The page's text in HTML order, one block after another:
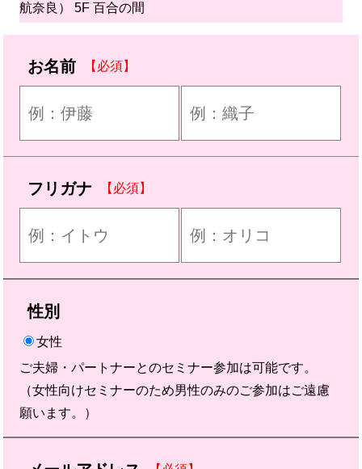
航奈良） 5F 百合の間
お名前 【必須】
フリガナ 【必須】
性別
女性
ご夫婦・パートナーとのセミナー参加は可能です。
（女性向けセミナーのため男性のみのご参加はご遠慮
願います。）